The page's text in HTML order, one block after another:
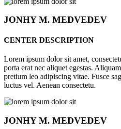
JONHYM. MEDVEDEV
CENTER DESCRIPTION
Lorem ipsum dolor sit amet,
porta erat nec aliquet egestas.
pretium leo adipiscing vitae. Fusce
luctus vel. Aenean consectetu.
JONHYM. MEDVEDEV